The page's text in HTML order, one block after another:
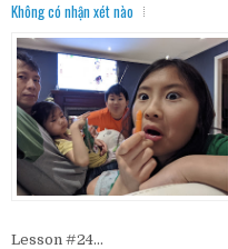
Không có nhận xét nào
Lesson #24...